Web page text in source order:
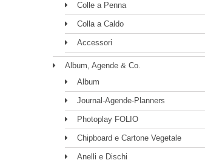
Colle a Penna
Colla a Caldo
Accessori
Album, Agende & Co.
Album
Journal-Agende-Planners
Photoplay FOLIO
Chipboard e Cartone Vegetale
Anelli e Dischi